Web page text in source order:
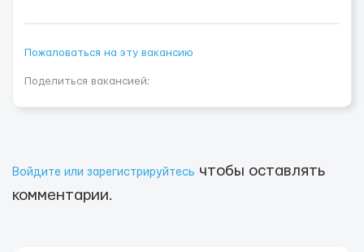
Пожаловаться на эту вакансию
Поделиться вакансией:
Войдите или зарегистрируйтесь чтобы оставлять
комментарии.